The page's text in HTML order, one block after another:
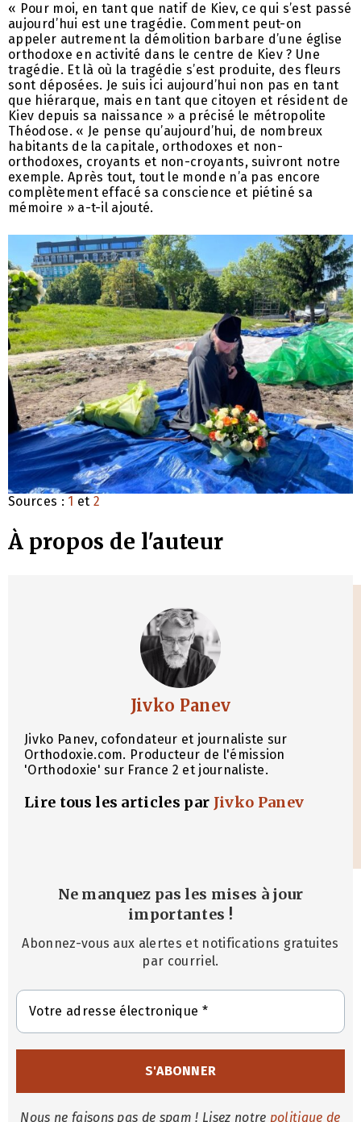
« Pour moi, en tant que natif de Kiev, ce qui s’est passé
aujourd’hui est une tragédie. Comment peut-on
appeler autrement la démolition barbare d’une église
orthodoxe en activité dans le centre de Kiev ? Une
tragédie. Et là où la tragédie s’est produite, des fleurs
sont déposées. Je suis ici aujourd’hui non pas en tant
que hiérarque, mais en tant que citoyen et résident de
Kiev depuis sa naissance » a précisé le métropolite
Théodose. « Je pense qu’aujourd’hui, de nombreux
habitants de la capitale, orthodoxes et non-
orthodoxes, croyants et non-croyants, suivront notre
exemple. Après tout, tout le monde n’a pas encore
complètement effacé sa conscience et piétiné sa
mémoire » a-t-il ajouté.
Sources : 1 et 2
À propos de l'auteur
Jivko Panev
Jivko Panev, cofondateur et journaliste sur
Orthodoxie.com. Producteur de l'émission
'Orthodoxie' sur France 2 et journaliste.
Lire tous les articles par Jivko Panev
Ne manquez pas les mises à jour
importantes !
Abonnez-vous aux alertes et notifications gratuites
par courriel.
Nous ne faisons pas de spam ! Lisez notre politique de